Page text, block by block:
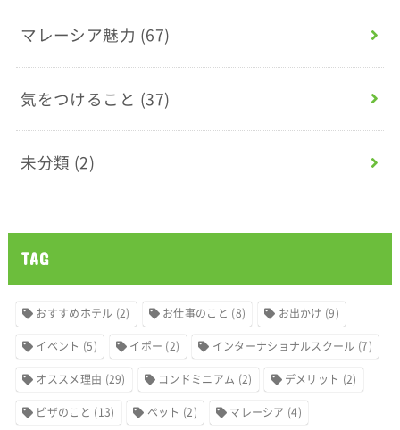
マレーシア魅力 (67)
気をつけること (37)
未分類 (2)
TAG
おすすめホテル (2) お仕事のこと (8) お出かけ (9)
イベント (5) イポー (2) インターナショナルスクール (7)
オススメ理由 (29) コンドミニアム (2) デメリット (2)
ビザのこと (13) ペット (2) マレーシア (4)